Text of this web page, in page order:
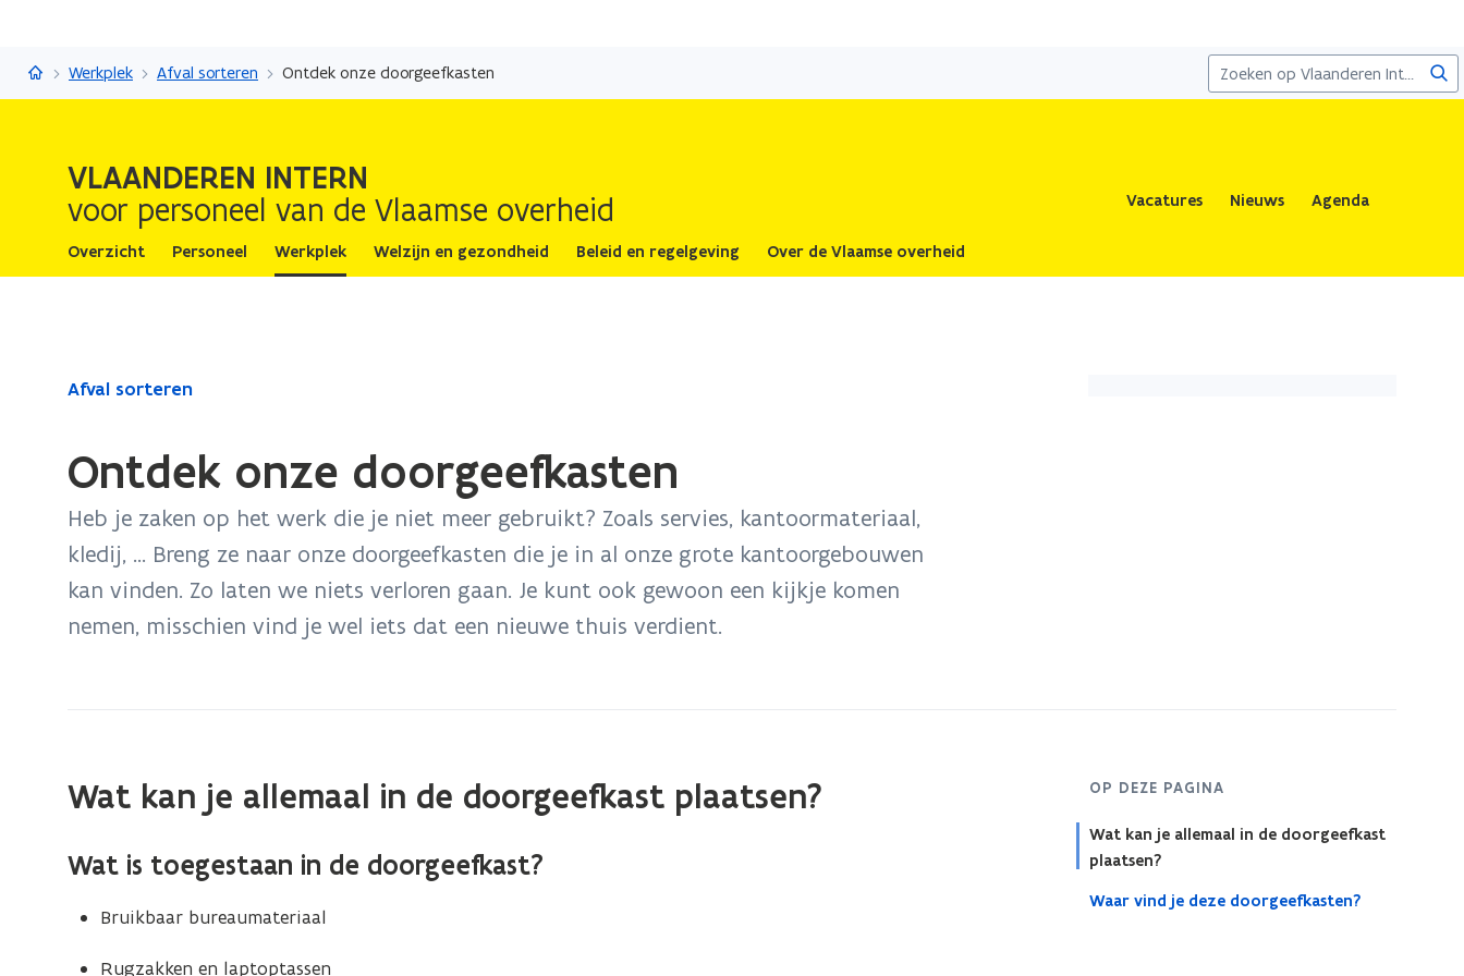
naar
Vlaanderen Intern
Werkplek Afval sorteren Ontdek onze doorgeefkasten
VLAANDEREN INTERN
voor personeel van de Vlaamse overheid Vacatures Nieuws Agenda
Overzicht Personeel Werkplek Welzijn en gezondheid Beleid en regelgeving Over de Vlaamse overheid
Gedaan
bevindt
Ontdek
onze
Afval sorteren
Ontdek onze doorgeefkasten
Heb je zaken op het werk die je niet meer gebruikt? Zoals servies, kantoormateriaal,
kledij, … Breng ze naar onze doorgeefkasten die je in al onze grote kantoorgebouwen
kan vinden. Zo laten we niets verloren gaan. Je kunt ook gewoon een kijkje komen
nemen, misschien vind je wel iets dat een nieuwe thuis verdient.
OP DEZE PAGINA
Wat kan je allemaal in de doorgeefkast
plaatsen?
Waar vind je deze doorgeefkasten?
Wat kan je allemaal in de doorgeefkast plaatsen?
Wat is toegestaan in de doorgeefkast?
Bruikbaar bureaumateriaal
Rugzakken en laptoptassen